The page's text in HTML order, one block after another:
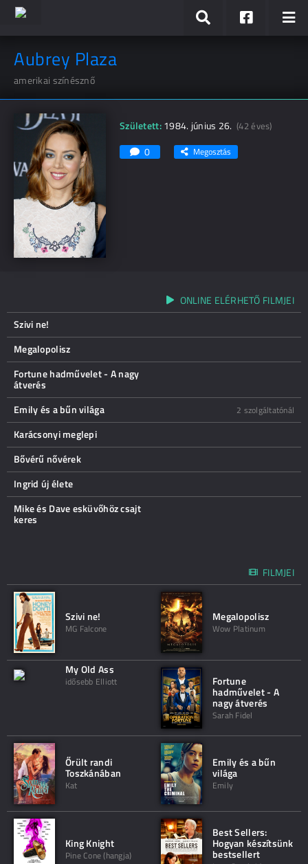
Aubrey Plaza
amerikai színésznő
Született:1984. június 26.(42 éves)
0 Megosztás
ONLINE ELÉRHETŐ FILMJEI
Szivi ne!
Megalopolisz
Fortune hadművelet - A nagy
átverés
Emily és a bűn világa
2 szolgáltatónál
Karácsonyi meglepi
Bővérű nővérek
Ingrid új élete
Mike és Dave esküvőhöz csajt
keres
FILMJEI
Szivi ne!
MG Falcone
Megalopolisz
Wow Platinum
My Old Ass
idősebb Elliott Fortune
hadművelet - A
nagy átverés
Sarah Fidel
Őrült randi
Toszkánában
Kat
Emily és a bűn
világa
Emily
King Knight
Pine Cone (hangja)
Best Sellers:
Hogyan készítsünk
bestsellert